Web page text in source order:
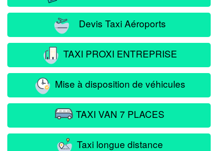
Devis Taxi Aéroports
TAXI PROXI ENTREPRISE
Mise à disposition de véhicules
TAXI VAN 7 PLACES
Taxi longue distance